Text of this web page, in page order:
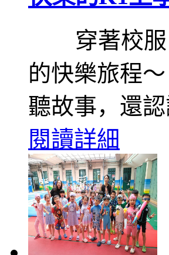
穿著校服
的快樂旅程
聽故事，還
閱讀詳細